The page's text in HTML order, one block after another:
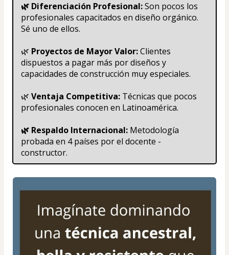
🌿 Diferenciación Profesional: Son pocos los
profesionales capacitados en diseño orgánico.
Sé uno de ellos.
🌿 Proyectos de Mayor Valor: Clientes
dispuestos a pagar más por diseños y
capacidades de construcción muy especiales.
🌿 Ventaja Competitiva: Técnicas que pocos
profesionales conocen en Latinoamérica.
🌿 Respaldo Internacional: Metodología
probada en 4 países por el docente -
constructor.